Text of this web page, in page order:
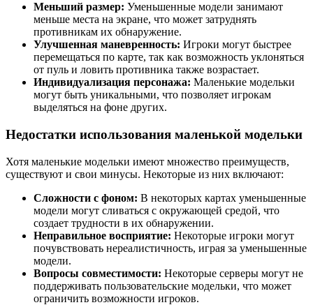
Меньший размер: Уменьшенные модели занимают
меньше места на экране, что может затруднять
противникам их обнаружение.
Улучшенная маневренность: Игроки могут быстрее
перемещаться по карте, так как возможность уклоняться
от пуль и ловить противника также возрастает.
Индивидуализация персонажа: Маленькие модельки
могут быть уникальными, что позволяет игрокам
выделяться на фоне других.
Недостатки использования маленькой модельки
Хотя маленькие модельки имеют множество преимуществ,
существуют и свои минусы. Некоторые из них включают:
Сложности с фоном: В некоторых картах уменьшенные
модели могут сливаться с окружающей средой, что
создает трудности в их обнаружении.
Неправильное восприятие: Некоторые игроки могут
почувствовать нереалистичность, играя за уменьшенные
модели.
Вопросы совместимости: Некоторые серверы могут не
поддерживать пользовательские модельки, что может
ограничить возможности игроков.